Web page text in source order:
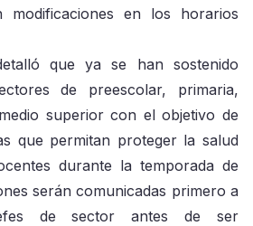
modificaciones en los horarios
que ya se han sostenido
de preescolar, primaria,
superior con el objetivo de
que permitan proteger la salud
durante la temporada de
serán comunicadas primero a
de sector antes de ser